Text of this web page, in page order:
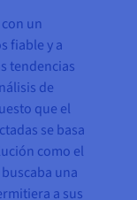
un
fiable y a
tendencias
de
que el
se basa
como el
una
a sus